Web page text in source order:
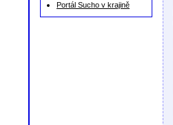
Portál Sucho v krajině